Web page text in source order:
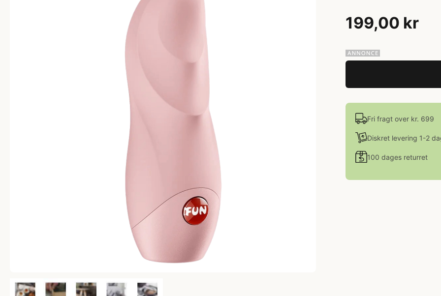
199,00 kr
Fri fragt over kr. 699
Diskret levering 1-2
100 dages returret